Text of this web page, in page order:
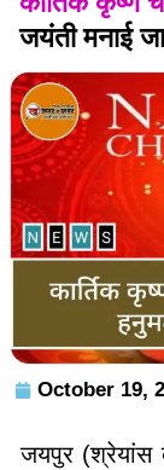
जयंती मनाई
October 19,
जयपुर (श्रेयांस